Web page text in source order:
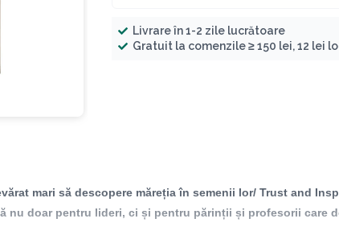
Livrare în 1-2 zile lucrătoare
Gratuit la comenzile ≥ 150 lei, 12 lei
mari să descopere măreția în semenii lor/ Trust and
nu doar pentru lideri, ci și pentru părinții și profesorii care